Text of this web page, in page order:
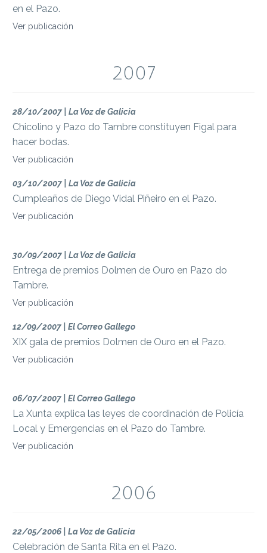
en el Pazo.
Ver publicación
2007
28/10/2007 | La Voz de Galicia
Chicolino y Pazo do Tambre constituyen Figal para
hacer bodas.
Ver publicación
03/10/2007 | La Voz de Galicia
Cumpleaños de Diego Vidal Piñeiro en el Pazo.
Ver publicación
30/09/2007 | La Voz de Galicia
Entrega de premios Dolmen de Ouro en Pazo do
Tambre.
Ver publicación
12/09/2007 | El Correo Gallego
XIX gala de premios Dolmen de Ouro en el Pazo.
Ver publicación
06/07/2007 | El Correo Gallego
La Xunta explica las leyes de coordinación de Policía
Local y Emergencias en el Pazo do Tambre.
Ver publicación
2006
22/05/2006 | La Voz de Galicia
Celebración de Santa Rita en el Pazo.